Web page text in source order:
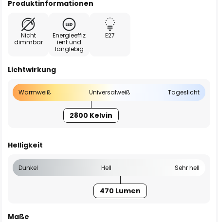
Produktinformationen
Nicht
dimmbar
Energieeffiz
ient und
langlebig
E27
Lichtwirkung
Warmweiß Universalweiß Tageslicht
2800 Kelvin
Helligkeit
Dunkel Hell Sehr hell
470 Lumen
Maße